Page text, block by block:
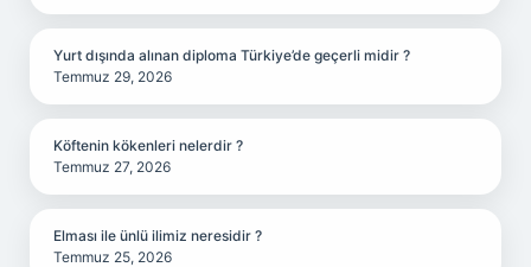
Yurt dışında alınan diploma Türkiye’de geçerli midir ?
Temmuz 29, 2026
Köftenin kökenleri nelerdir ?
Temmuz 27, 2026
Elması ile ünlü ilimiz neresidir ?
Temmuz 25, 2026